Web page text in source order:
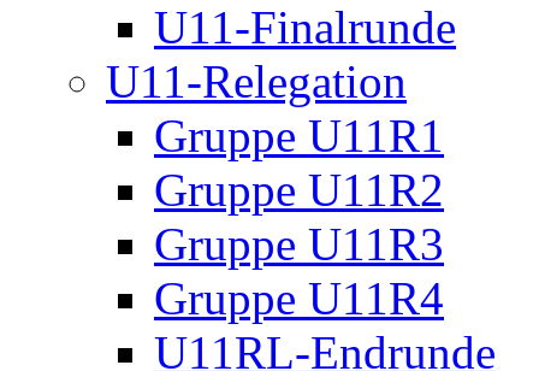
U11-Finalrunde
U11-Relegation
Gruppe U11R1
Gruppe U11R2
Gruppe U11R3
Gruppe U11R4
U11RL-Endrunde